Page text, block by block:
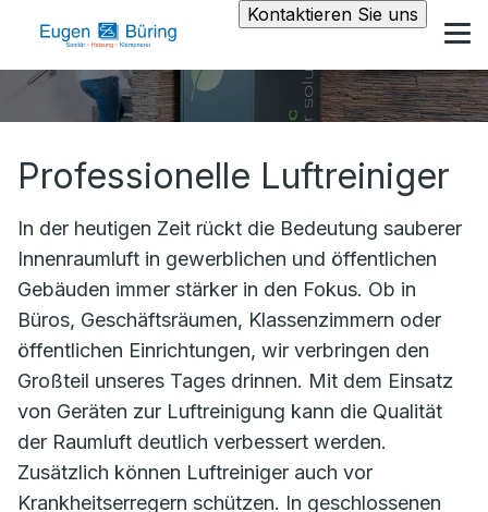
Kontaktieren Sie uns
Professionelle Luftreiniger
In der heutigen Zeit rückt die Bedeutung sauberer
Innenraumluft in gewerblichen und öffentlichen
Gebäuden immer stärker in den Fokus. Ob in
Büros, Geschäftsräumen, Klassenzimmern oder
öffentlichen Einrichtungen, wir verbringen den
Großteil unseres Tages drinnen. Mit dem Einsatz
von Geräten zur Luftreinigung kann die Qualität
der Raumluft deutlich verbessert werden.
Zusätzlich können Luftreiniger auch vor
Krankheitserregern schützen. In geschlossenen